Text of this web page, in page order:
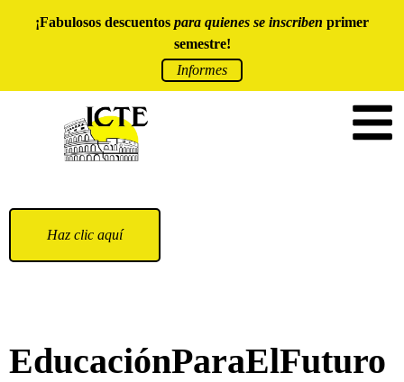
¡Fabulosos descuentos para quienes se inscriben primer
semestre!
Informes
Haz clic aquí
EducaciónParaElFuturo